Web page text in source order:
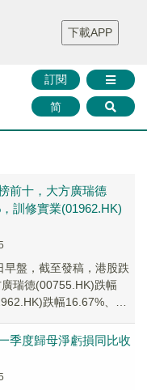
財華證券 媒體矩陣
智庫沙龍
聯絡我們
訂閱
简
下載APP
前十，大方廣瑞德
訓修實業(01962.HK)
早盤，截至發稿，港股跌
瑞德(00755.HK)跌幅
跌幅16.67%、匯
季度歸母淨虧損同比收